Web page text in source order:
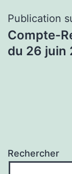
Publication
Compte-
du 26 juin
Rechercher